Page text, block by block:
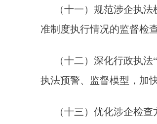
（十一）规范涉企执
准制度执行情况的监督检
（十二）深化行政执
执法预警、监督模型，加
（十三）优化涉企检